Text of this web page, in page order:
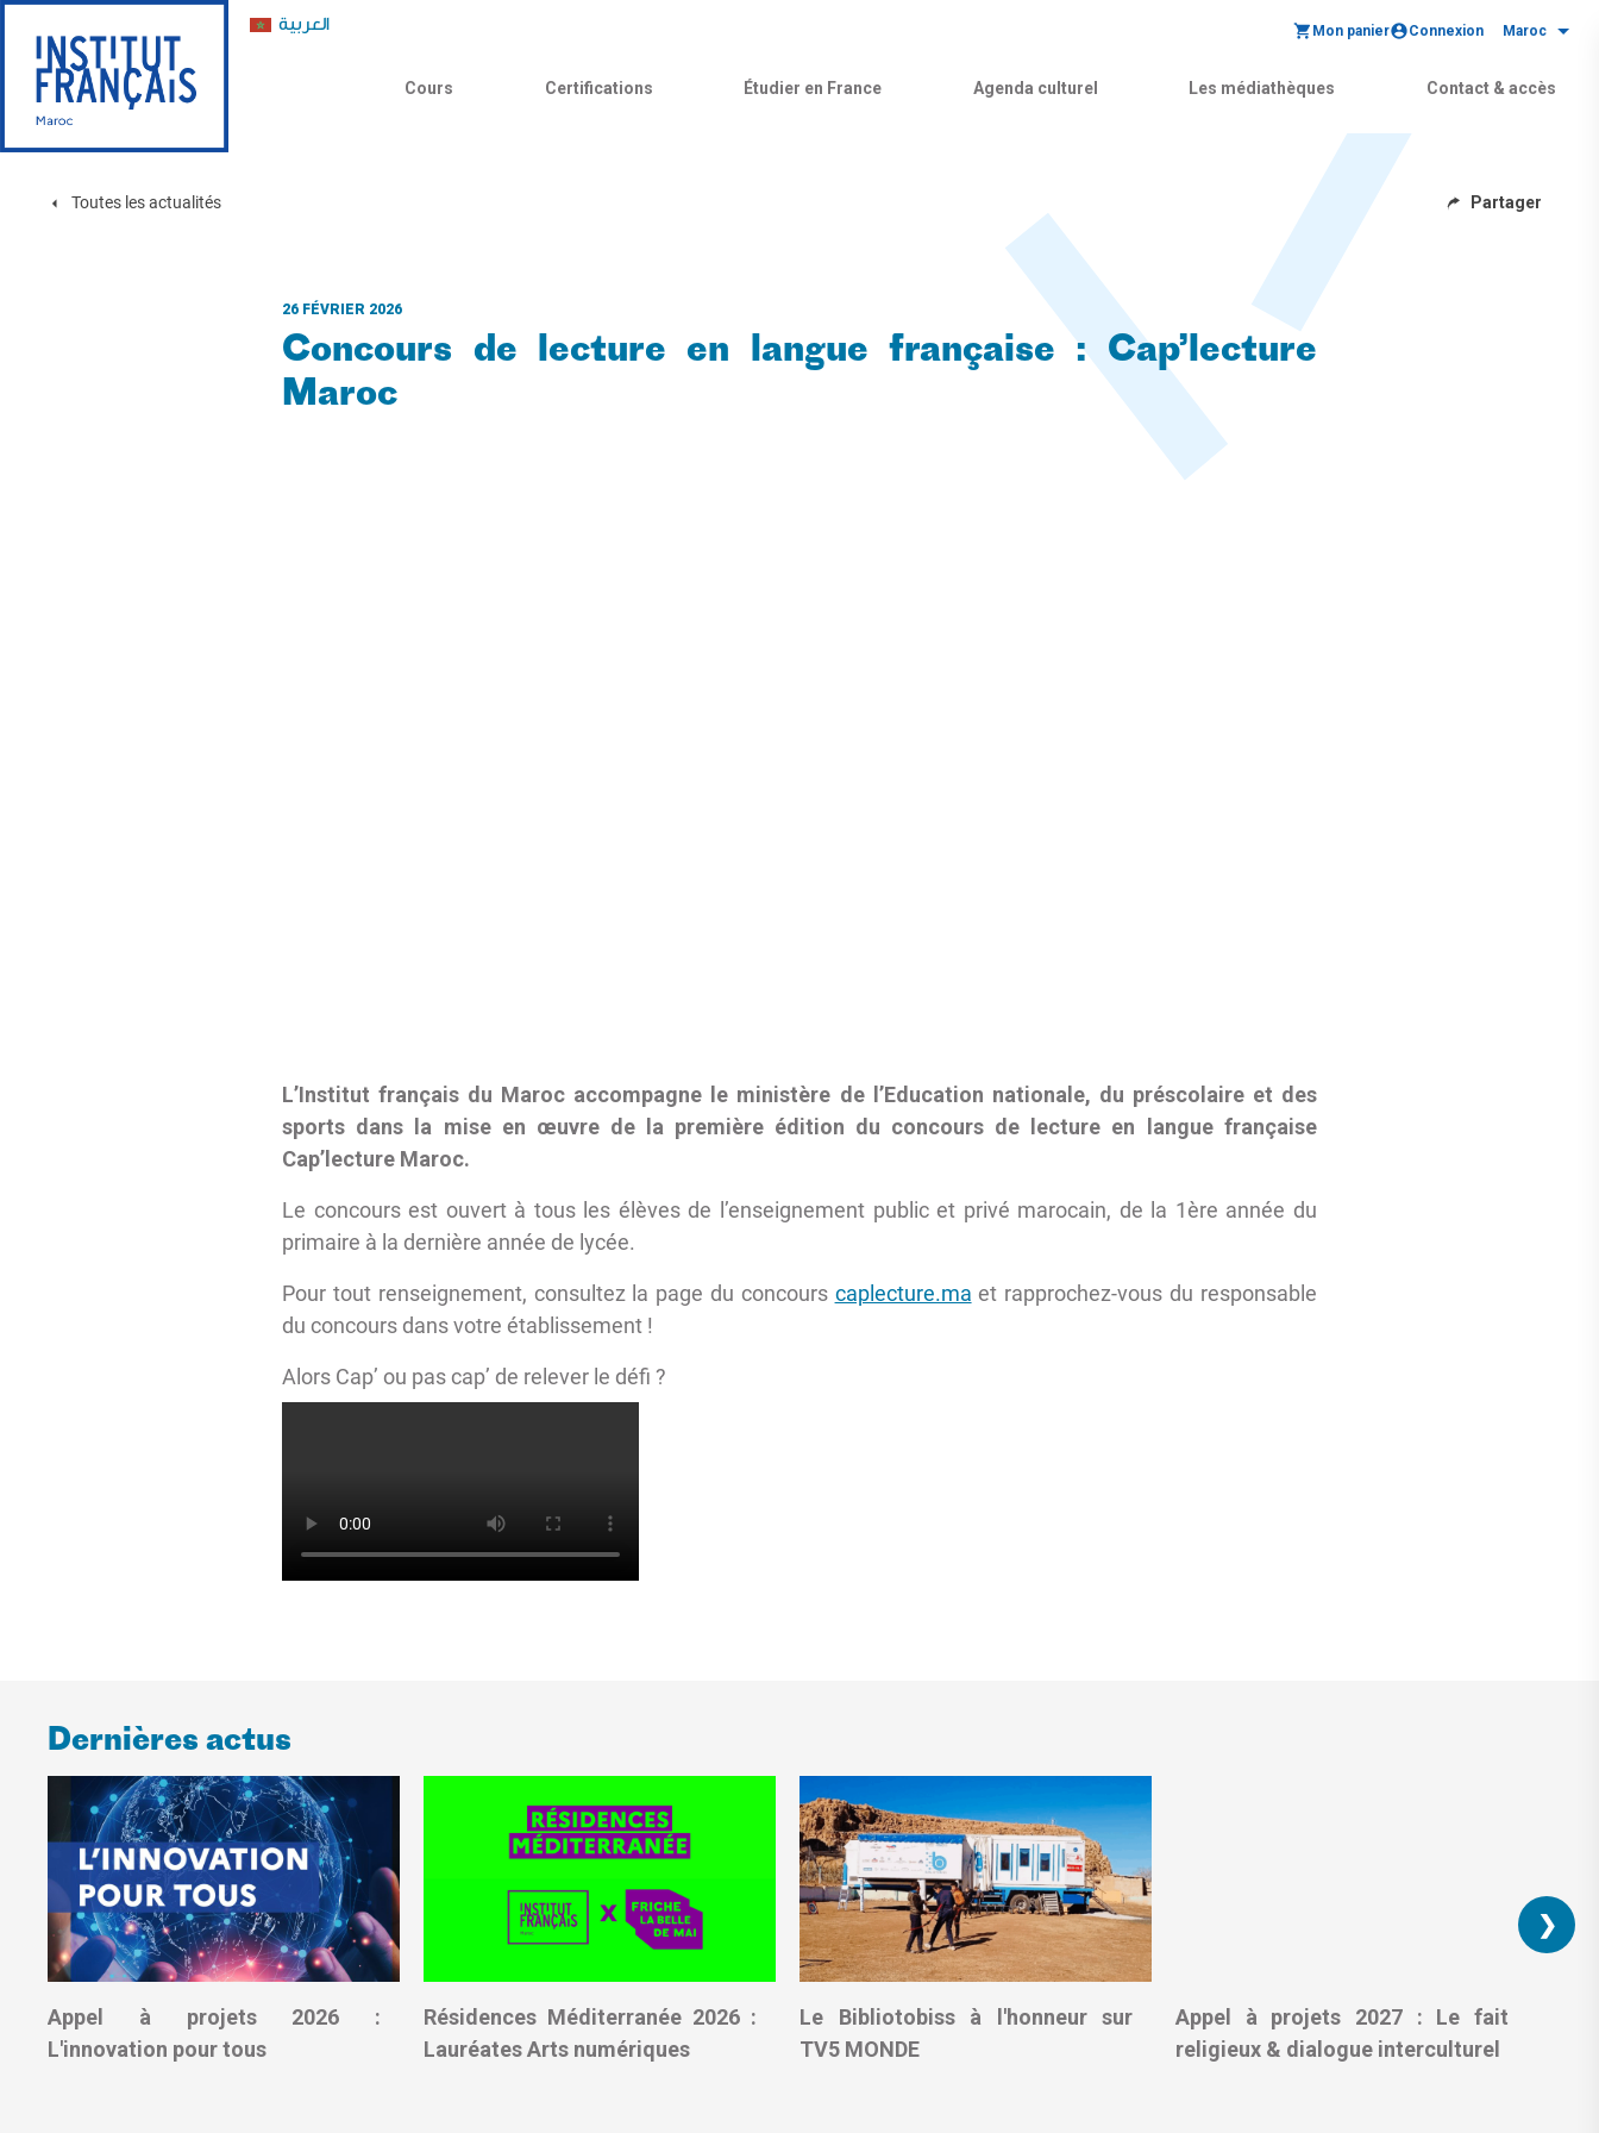
العربية Mon panier Connexion Maroc
Cours Certifications Étudier en France Agenda culturel Les médiathèques Contact & accès
Toutes les actualités Partager
26 FÉVRIER 2026
Concours de lecture en langue française : Cap’lecture
Maroc
L’Institut français du Maroc accompagne le ministère de l’Education nationale, du préscolaire et des
sports dans la mise en œuvre de la première édition du concours de lecture en langue française
Cap’lecture Maroc.
Le concours est ouvert à tous les élèves de l’enseignement public et privé marocain, de la 1ère année du
primaire à la dernière année de lycée.
Pour tout renseignement, consultez la page du concours caplecture.ma et rapprochez-vous du responsable
du concours dans votre établissement !
Alors Cap’ ou pas cap’ de relever le défi ?
Dernières actus
Appel à projets 2026 :
L'innovation pour tous
Résidences Méditerranée 2026 :
Lauréates Arts numériques
Le Bibliotobiss à l'honneur sur
TV5 MONDE
Appel à projets 2027 : Le fait
religieux & dialogue interculturel
❯